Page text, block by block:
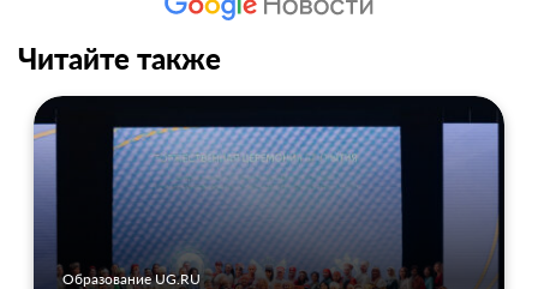
Читайте также
Образование UG.RU